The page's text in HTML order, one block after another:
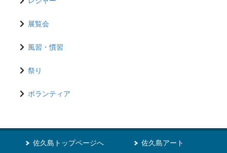
展覧会
風習・慣習
祭り
ボランティア
佐久島トップページへ 佐久島アート